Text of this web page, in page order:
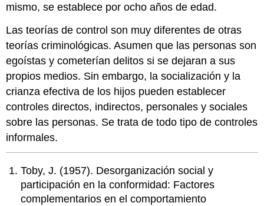
mismo, se establece por ocho años de edad.
Las teorías de control son muy diferentes de otras
teorías criminológicas. Asumen que las personas son
egoístas y cometerían delitos si se dejaran a sus
propios medios. Sin embargo, la socialización y la
crianza efectiva de los hijos pueden establecer
controles directos, indirectos, personales y sociales
sobre las personas. Se trata de todo tipo de controles
informales.
Toby, J. (1957). Desorganización social y
participación en la conformidad: Factores
complementarios en el comportamiento